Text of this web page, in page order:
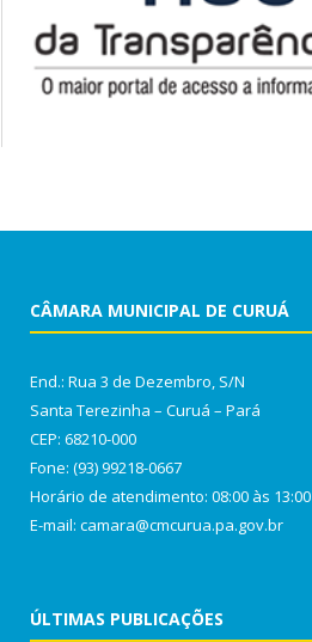
CÂMARA MUNICIPAL DE CURUÁ
End.: Rua 3 de Dezembro, S/N
Santa Terezinha – Curuá – Pará
CEP: 68210-000
Fone: (93) 99218-0667
Horário de atendimento: 08:00 às 13:00
E-mail: camara@cmcurua.pa.gov.br
ÚLTIMAS PUBLICAÇÕES